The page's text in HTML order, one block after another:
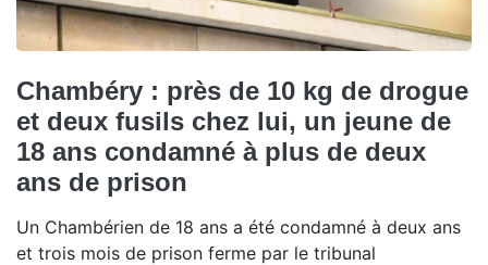
Chambéry : près de 10 kg de drogue
et deux fusils chez lui, un jeune de
18 ans condamné à plus de deux
ans de prison
Un Chambérien de 18 ans a été condamné à deux ans
et trois mois de prison ferme par le tribunal